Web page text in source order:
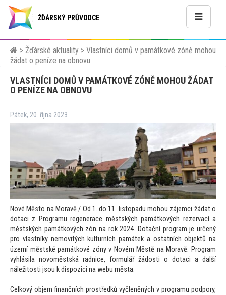
ŽĎÁRSKÝ PRŮVODCE
> Žďárské aktuality > Vlastníci domů v památkové zóně mohou
žádat o peníze na obnovu
VLASTNÍCI DOMŮ V PAMÁTKOVÉ ZÓNĚ MOHOU ŽÁDAT
O PENÍZE NA OBNOVU
Pátek, 20. října 2023
Nové Město na Moravě / Od 1. do 11. listopadu mohou zájemci žádat o
dotaci z Programu regenerace městských památkových rezervací a
městských památkových zón na rok 2024. Dotační program je určený
pro vlastníky nemovitých kulturních památek a ostatních objektů na
území městské památkové zóny v Novém Městě na Moravě. Program
vyhlásila novoměstská radnice, formulář žádosti o dotaci a další
náležitosti jsou k dispozici na webu města.
Celkový objem finančních prostředků vyčleněných v programu podpory,